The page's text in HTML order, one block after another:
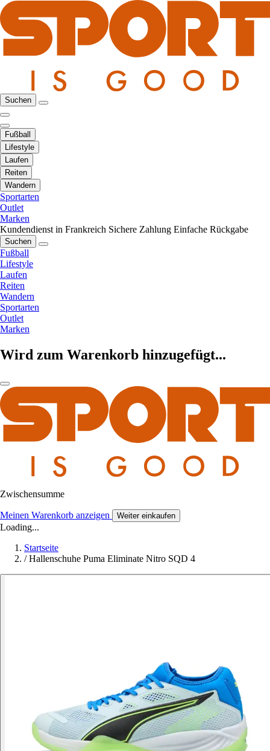
Suchen
Fußball
Lifestyle
Laufen
Reiten
Wandern
Sportarten
Outlet
Marken
Kundendienst in Frankreich Sichere Zahlung Einfache Rückgabe
Suchen
Fußball
Lifestyle
Laufen
Reiten
Wandern
Sportarten
Outlet
Marken
Wird zum Warenkorb hinzugefügt...
Zwischensumme
Meinen Warenkorb anzeigen Weiter einkaufen
Loading...
Startseite
/ Hallenschuhe Puma Eliminate Nitro SQD 4